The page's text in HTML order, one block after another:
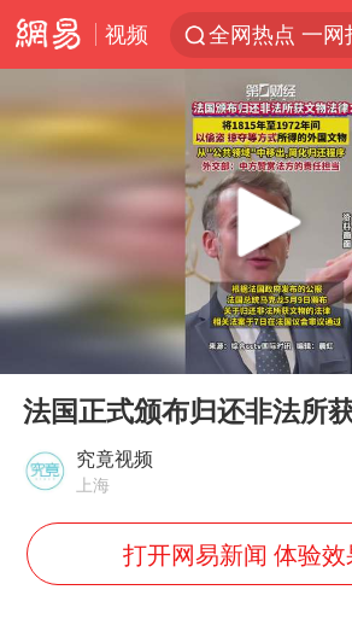
视频 全网热点 一网
Play
法国正式颁布归还非法所
究竟视频
上海
打开网易新闻 体验